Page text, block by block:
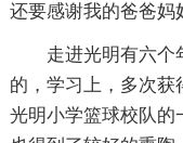
还要感谢我的爸爸妈
走进光明有六个
的，学习上，多次获
光明小学篮球校队的